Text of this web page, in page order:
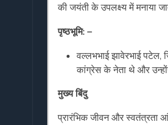
की जयंती के उपलक्ष्य में मनाया
पृष्ठभूमि: –
वल्लभभाई झावेरभाई पटेल,
कांग्रेस के नेता थे और
मुख्य बिंदु
प्रारंभिक जीवन और स्वतंत्रता